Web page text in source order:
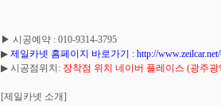
▶ 시공예약 : 010-9314-3795
▶ 제일카넷 홈페이지 바로가기 : http://www.zeilcar.net/
▶ 시공점위치: 장착점 위치 네이버 플레이스 (광주
[제일카넷 소개]